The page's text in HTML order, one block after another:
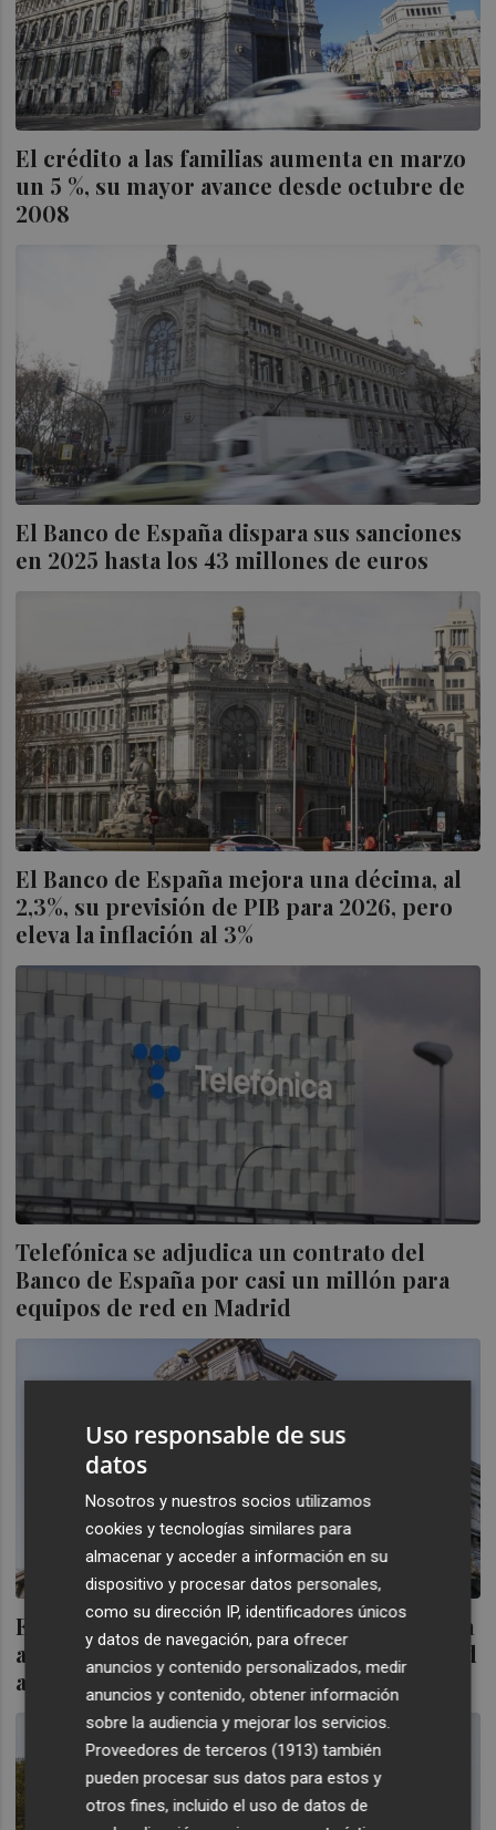
El crédito a las familias aumenta en marzo
un 5 %, su mayor avance desde octubre de
2008
El Banco de España dispara sus sanciones
en 2025 hasta los 43 millones de euros
El Banco de España mejora una décima, al
2,3%, su previsión de PIB para 2026, pero
eleva la inflación al 3%
Telefónica se adjudica un contrato del
Banco de España por casi un millón para
equipos de red en Madrid
El Tesoro coloca 5.937,4 millones en deuda
a medio y largo plazo y eleva la rentabilidad
a 3 años
Uso responsable de sus
datos
Nosotros y nuestros socios utilizamos
cookies y tecnologías similares para
almacenar y acceder a información en su
dispositivo y procesar datos personales,
como su dirección IP, identificadores únicos
y datos de navegación, para ofrecer
anuncios y contenido personalizados, medir
anuncios y contenido, obtener información
sobre la audiencia y mejorar los servicios.
Proveedores de terceros (1913) también
pueden procesar sus datos para estos y
otros fines, incluido el uso de datos de